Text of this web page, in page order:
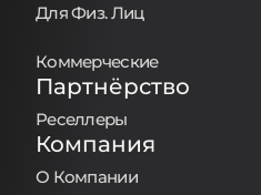
Для Физ. Лиц
Коммерческие
Партнёрство
Реселлеры
Компания
О Компании